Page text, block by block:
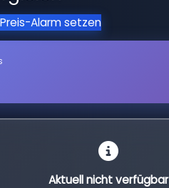
Preis-Alarm setzen
Aktuell nicht verfügbar